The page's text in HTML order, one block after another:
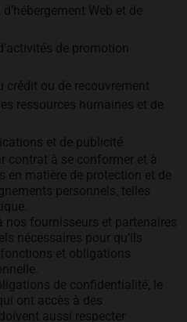
Web et de
de promotion
crédit ou de recouvrement
ressources humaines et de
et de publicité
contrat à se conformer et à
en matière de protection et de
personnels, telles
fournisseurs et partenaires
nécessaires pour qu’ils
fonctions et obligations
de confidentialité, le
ont accès à des
aussi respecter